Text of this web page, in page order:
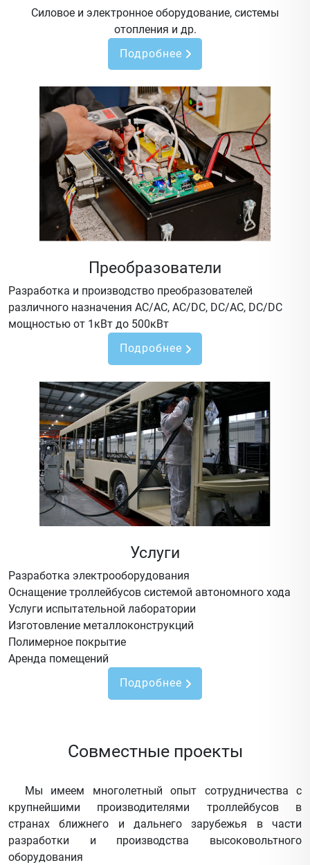
Силовое и электронное оборудование, системы
отопления и др.
Подробнее
Преобразователи
Разработка и производство преобразователей
различного назначения AC/AC, AC/DC, DC/AC, DC/DC
мощностью от 1кВт до 500кВт
Подробнее
Услуги
Разработка электрооборудования
Оснащение троллейбусов системой автономного хода
Услуги испытательной лаборатории
Изготовление металлоконструкций
Полимерное покрытие
Аренда помещений
Подробнее
Совместные проекты
Мы имеем многолетный опыт сотрудничества с
крупнейшими производителями троллейбусов в
странах ближнего и дальнего зарубежья в части
разработки и производства высоковольтного
оборудования